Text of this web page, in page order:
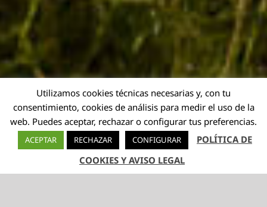
Utilizamos cookies técnicas necesarias y, con tu
consentimiento, cookies de análisis para medir el uso de la
web. Puedes aceptar, rechazar o configurar tus preferencias.
ACEPTAR RECHAZAR CONFIGURAR
POLÍTICA DE
COOKIES Y AVISO LEGAL